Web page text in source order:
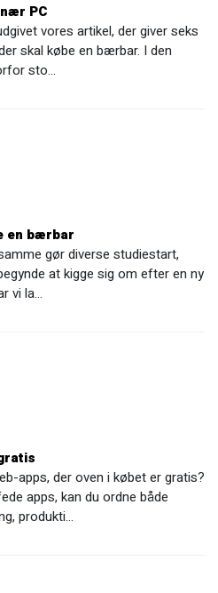
PC
vores artikel, der giver seks
skal købe en bærbar. I den
sto…
en bærbar
gør diverse studiestart,
at kigge sig om efter en ny
vi la…
apps, der oven i købet er gratis?
apps, kan du ordne både
produkti…